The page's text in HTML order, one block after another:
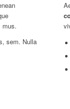
mus.
sem. Nulla